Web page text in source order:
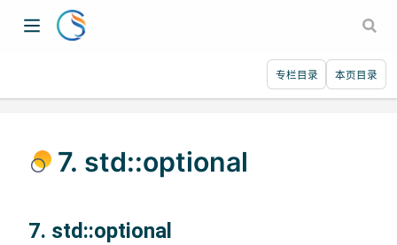
专栏目录 本页目录
7. std::optional
7. std::optional